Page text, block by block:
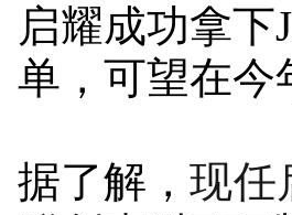
启耀成功拿
单，可望在今
据了解， 现任